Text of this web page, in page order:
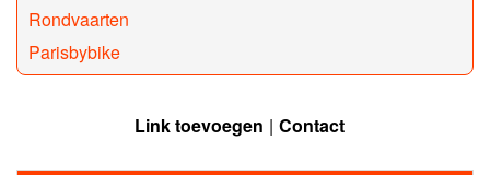
Rondvaarten
Parisbybike
Link toevoegen Contact